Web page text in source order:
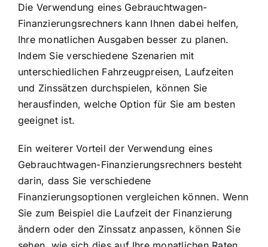
Die Verwendung eines Gebrauchtwagen-
Finanzierungsrechners kann Ihnen dabei helfen,
Ihre monatlichen Ausgaben besser zu planen.
Indem Sie verschiedene Szenarien mit
unterschiedlichen Fahrzeugpreisen, Laufzeiten
und Zinssätzen durchspielen, können Sie
herausfinden, welche Option für Sie am besten
geeignet ist.
Ein weiterer Vorteil der Verwendung eines
Gebrauchtwagen-Finanzierungsrechners besteht
darin, dass Sie verschiedene
Finanzierungsoptionen vergleichen können. Wenn
Sie zum Beispiel die Laufzeit der Finanzierung
ändern oder den Zinssatz anpassen, können Sie